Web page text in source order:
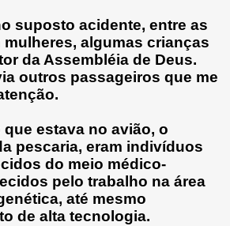
suposto acidente, entre as
algumas crianças
da Assembléia de Deus.
outros passageiros que me
estava no avião, o
pescaria, eram indivíduos
do meio médico-
pelo trabalho na área
até mesmo
de alta tecnologia.